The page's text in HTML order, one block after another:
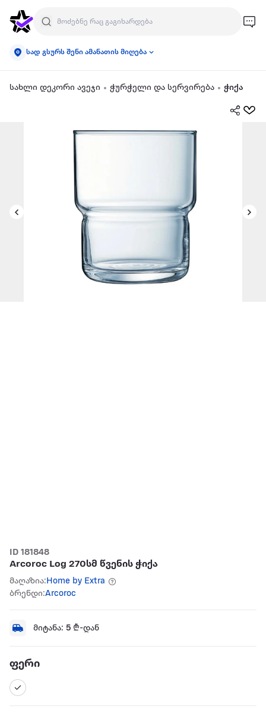
სად გსურს შენი ამანათის მიღება
სახლი დეკორი ავეჯი ჭურჭელი და სერვირება ჭიქა
ID 181848
Arcoroc Log 270სმ წვენის ჭიქა
მაღაზია:Home by Extra
ბრენდი:Arcoroc
მიტანა: 5 ₾-დან
ფერი